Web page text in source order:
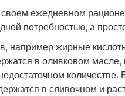
ежедневном
потребностью, а
например жирные
в оливковом
в сливочном и